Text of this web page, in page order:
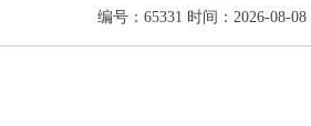
编号：65331 时间：2026-08-